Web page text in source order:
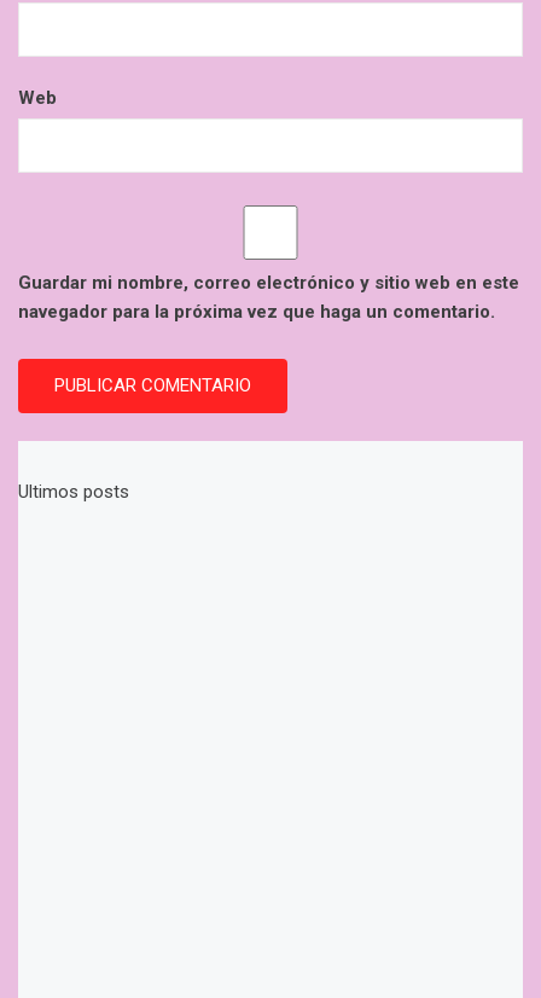
Web
Guardar mi nombre, correo electrónico y sitio web en este
navegador para la próxima vez que haga un comentario.
Ultimos posts